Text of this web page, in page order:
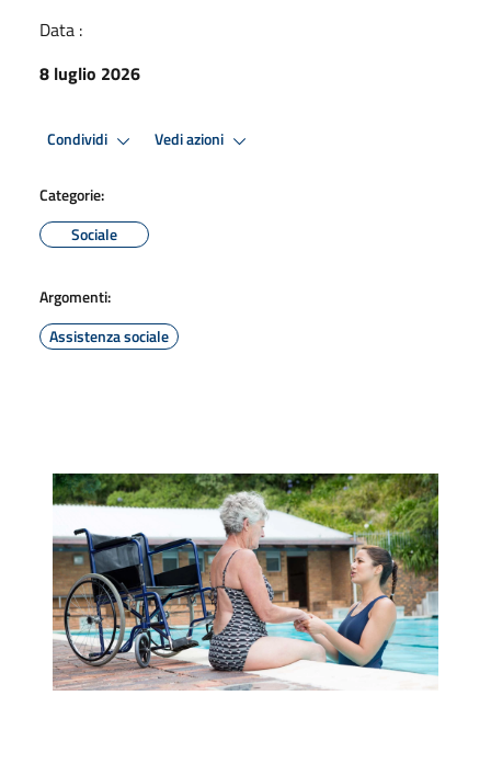
Data :
8 luglio 2026
Condividi Vedi azioni
Categorie:
Sociale
Argomenti:
Assistenza sociale